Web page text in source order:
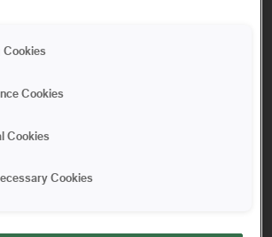
15 cm | Midi
Cookies
Cookies
Cookies
Cookies